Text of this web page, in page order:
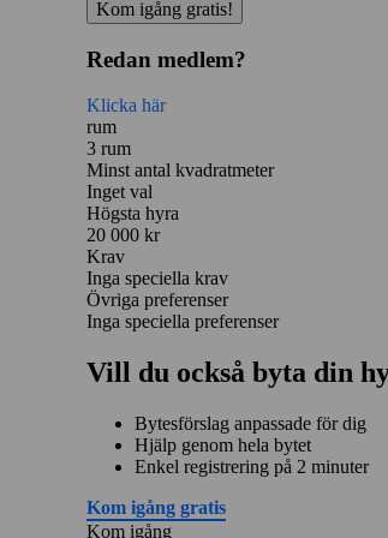
Kom igång gratis!
Redan medlem?
Klicka här
rum
3 rum
Minst antal kvadratmeter
Inget val
Högsta hyra
20 000 kr
Krav
Inga speciella krav
Övriga preferenser
Inga speciella preferenser
Vill du också byta din
Bytesförslag anpassade för dig
Hjälp genom hela bytet
Enkel registrering på 2 minuter
Kom igång gratis
Kom igång